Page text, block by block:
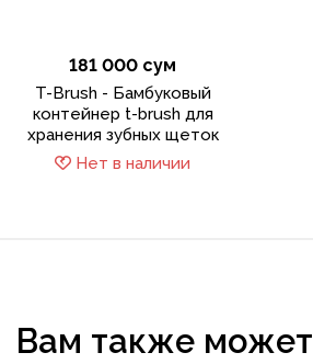
181 000 сум
T-Brush - Бамбуковый
контейнер t-brush для
хранения зубных щеток
Нет в наличии
Вам также может